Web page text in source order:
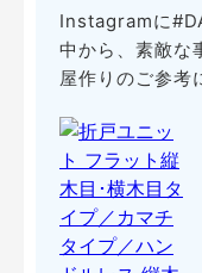
Instagramに
中から、素敵な
屋作りのご参考